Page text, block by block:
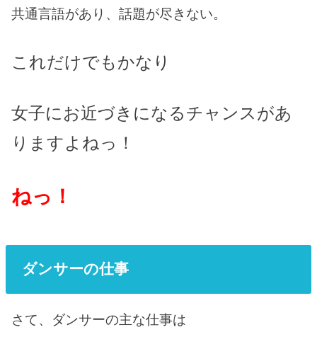
共通言語があり、話題が尽きない。
これだけでもかなり
女子にお近づきになるチャンスがあ
りますよねっ！
ねっ！
ダンサーの仕事
さて、ダンサーの主な仕事は